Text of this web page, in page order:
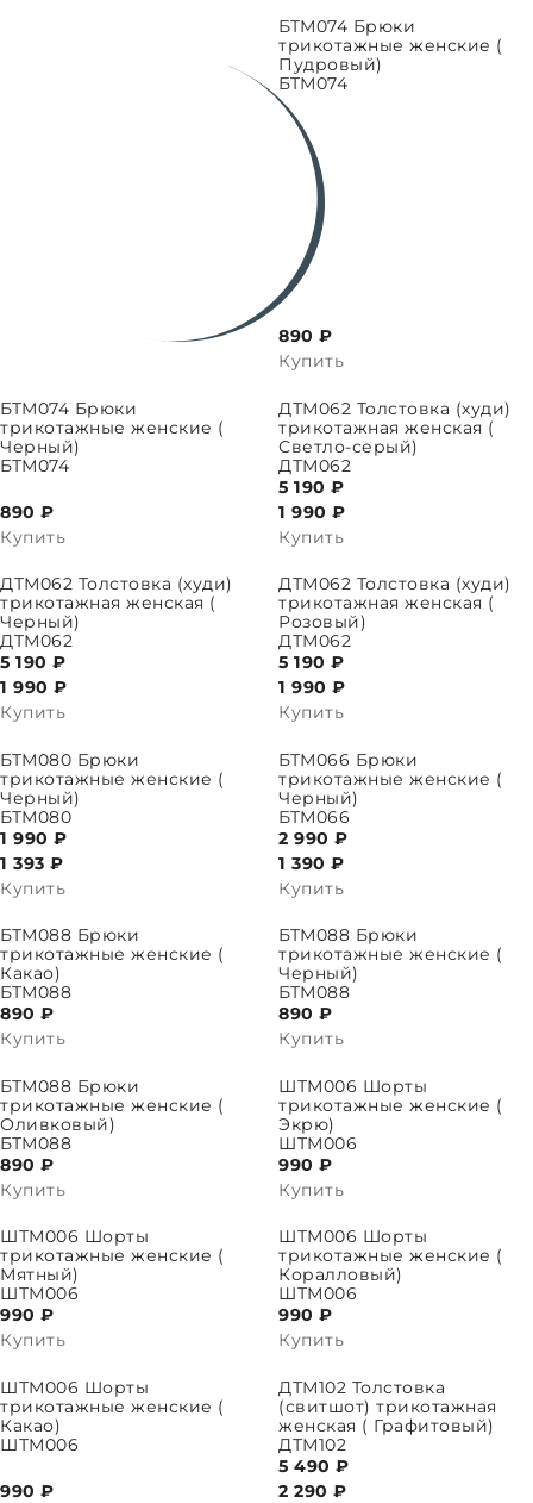
ВЫБРАТЬ ПАРАМЕТРЫ
БТМ074 Брюки
трикотажные женские (
Пудровый)
БТМ074
890 ₽
Купить
БТМ074 Брюки
трикотажные женские (
Черный)
БТМ074
890 ₽
Купить
ВЫБРАТЬ ПАРАМЕТРЫ
ДТМ062 Толстовка (худи)
трикотажная женская (
Светло-серый)
ДТМ062
5 190 ₽
1 990 ₽
Купить
ДТМ062 Толстовка (худи)
трикотажная женская (
Черный)
ДТМ062
5 190 ₽
1 990 ₽
Купить
ВЫБРАТЬ ПАРАМЕТРЫДТМ062 Толстовка (худи)
трикотажная женская (
Розовый)
ДТМ062
5 190 ₽
1 990 ₽
Купить
БТМ080 Брюки
трикотажные женские (
Черный)
БТМ080
1 990 ₽
1 393 ₽
Купить
ВЫБРАТЬ ПАРАМЕТРЫ
БТМ066 Брюки
трикотажные женские (
Черный)
БТМ066
2 990 ₽
1 390 ₽
Купить
БТМ088 Брюки
трикотажные женские (
Какао)
БТМ088
890 ₽
Купить
ВЫБРАТЬ ПАРАМЕТРЫ
БТМ088 Брюки
трикотажные женские (
Черный)
БТМ088
890 ₽
Купить
БТМ088 Брюки
трикотажные женские (
Оливковый)
БТМ088
890 ₽
Купить
ВЫБРАТЬ ПАРАМЕТРЫ
ШТМ006 Шорты
трикотажные женские (
Экрю)
ШТМ006
990 ₽
Купить
ШТМ006 Шорты
трикотажные женские (
Мятный)
ШТМ006
990 ₽
Купить
ВЫБРАТЬ ПАРАМЕТРЫ
ШТМ006 Шорты
трикотажные женские (
Коралловый)
ШТМ006
990 ₽
Купить
ШТМ006 Шорты
трикотажные женские (
Какао)
ШТМ006
990 ₽
ВЫБРАТЬ ПАРАМЕТРЫ
ДТМ102 Толстовка
(свитшот) трикотажная
женская ( Графитовый)
ДТМ102
5 490 ₽
2 290 ₽